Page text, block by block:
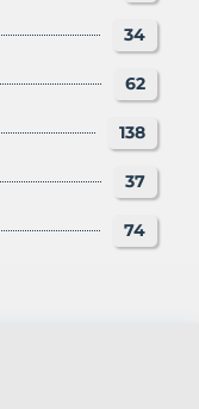
34
62
138
37
74